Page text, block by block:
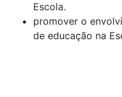
Escola.
promover o
de educação na